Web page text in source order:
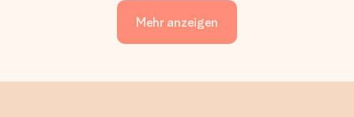
Mehr anzeigen